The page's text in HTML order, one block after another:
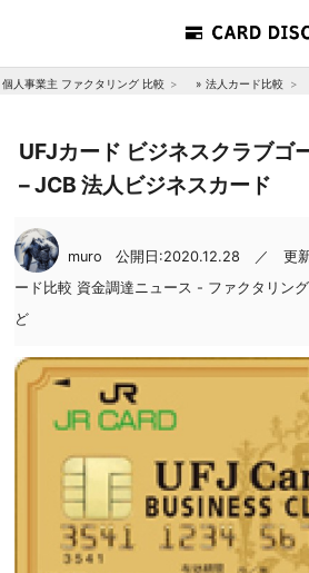
個人事業主 ファクタリング 比較 » 法人カード比較
UFJカード ビジネスクラブゴ
– JCB 法人ビジネスカード
muro 公開日:2020.12.28 ／ 更
ード比較 資金調達ニュース - ファクタリン
ど